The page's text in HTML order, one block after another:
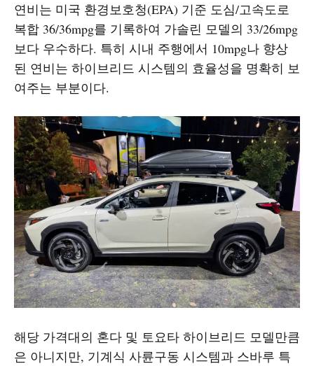
연비는 미국 환경보호청(EPA) 기준 도심/고속도로
복합 36/36mpg를 기록하여 가솔린 모델의 33/26mpg
보다 우수하다. 특히 시내 주행에서 10mpg나 향상
된 연비는 하이브리드 시스템의 효율성을 명확히 보
여주는 부분이다.
해당 가격대의 혼다 및 토요타 하이브리드 모델만큼
은 아니지만, 기계식 사륜구동 시스템과 스바루 특